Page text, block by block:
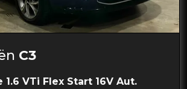
C3
1.6 VTi Flex Start 16V Aut.